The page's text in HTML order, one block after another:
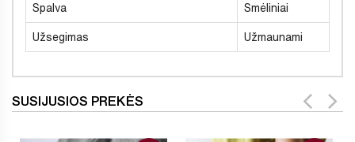
Spalva Smėliniai
Užsegimas Užmaunami
SUSIJUSIOS PREKĖS